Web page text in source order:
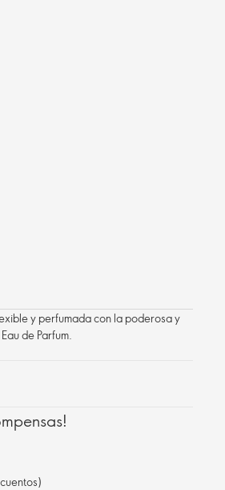
y perfumada con la poderosa y
de Parfum.